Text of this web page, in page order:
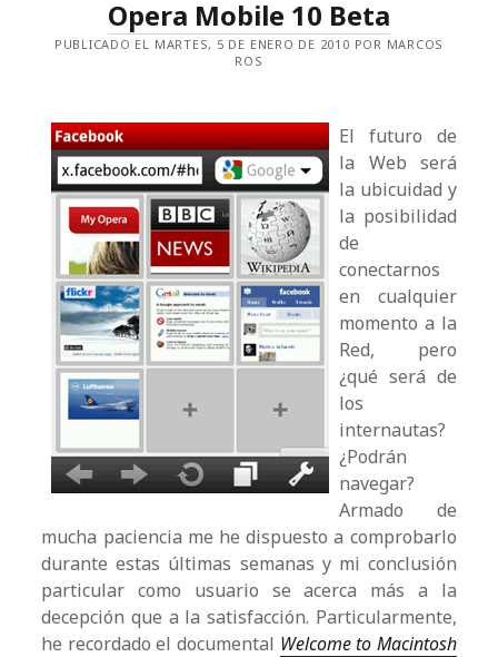
Opera Mobile 10 Beta
PUBLICADO EL MARTES, 5 DE ENERO DE 2010 POR MARCOS
ROS
El futuro de
la Web será
la ubicuidad y
la posibilidad
de
conectarnos
en cualquier
momento a la
Red, pero
¿qué será de
los
internautas?
¿Podrán
navegar?
Armado de
mucha paciencia me he dispuesto a comprobarlo
durante estas últimas semanas y mi conclusión
particular como usuario se acerca más a la
decepción que a la satisfacción. Particularmente,
he recordado el documental Welcome to Macintosh